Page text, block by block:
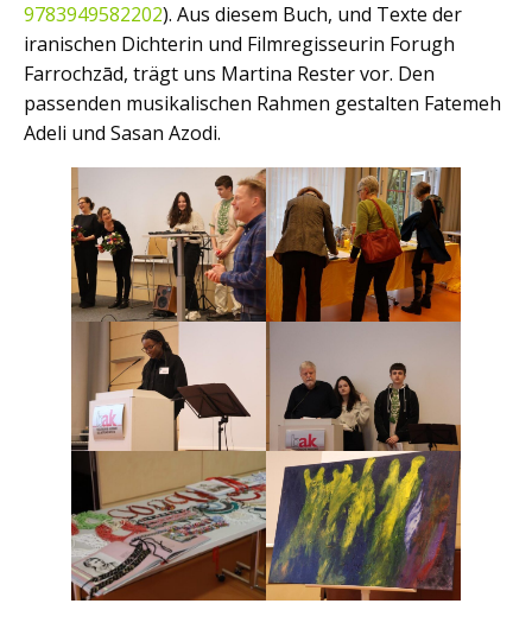
9783949582202). Aus diesem Buch, und Texte der
iranischen Dichterin und Filmregisseurin Forugh
Farrochzād, trägt uns Martina Rester vor. Den
passenden musikalischen Rahmen gestalten Fatemeh
Adeli und Sasan Azodi.